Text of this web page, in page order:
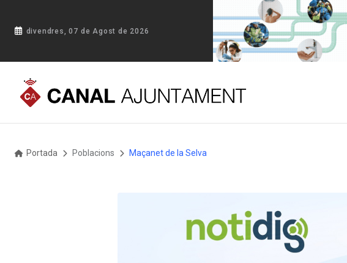
divendres, 07 de Agost de 2026
Portada Poblacions Maçanet de la Selva